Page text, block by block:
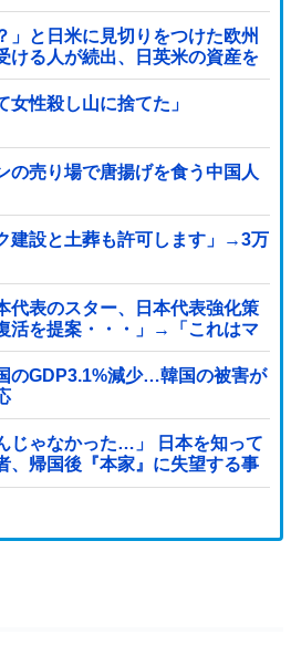
」と日米に見切りをつけた欧州
ける人が続出、日英米の資産を
のは……
性殺し山に捨てた」
の売り場で唐揚げを食う中国人
建設と土葬も許可します」→3万
代表のスター、日本代表強化策
活を提案・・・」→「これはマ
ぐやったらガチでボコられるだ
か？」「やめてくれ、勝っても
のGDP3.1%減少…韓国の被害が
じゃなかった…」 日本を知って
、帰国後『本家』に失望する事